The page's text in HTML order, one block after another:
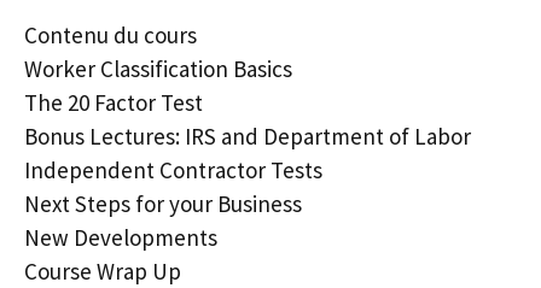
Contenu du cours
Worker Classification Basics
The 20 Factor Test
Bonus Lectures: IRS and Department of Labor
Independent Contractor Tests
Next Steps for your Business
New Developments
Course Wrap Up